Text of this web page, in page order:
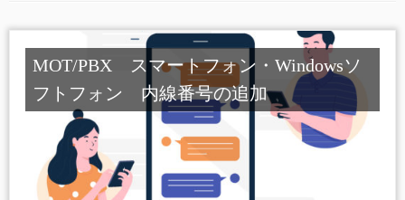
MOT/PBX スマートフォン・Windowsソ
フトフォン 内線番号の追加